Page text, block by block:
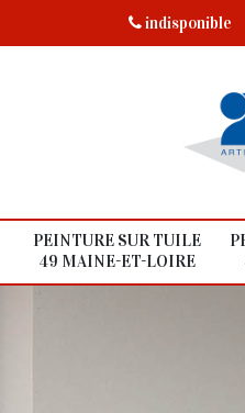
indisponible
PEINTURE SUR TUILE
49 MAINE-ET-LOIRE